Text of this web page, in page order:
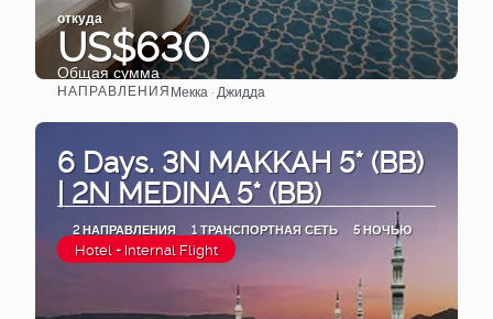
откуда
US$630
Общая сумма
Видеть
НАПРАВЛЕНИЯМекка · Джидда
6 Days. 3N MAKKAH 5* (BB)
| 2N MEDINA 5* (BB)
2 НАПРАВЛЕНИЯ 1 ТРАНСПОРТНАЯ СЕТЬ 5 НОЧЬЮ
Hotel + Internal Flight